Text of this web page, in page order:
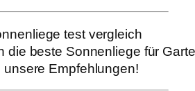
die beste Sonnenliege für
unsere Empfehlungen!